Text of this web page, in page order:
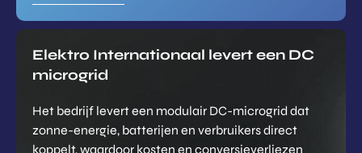
Elektro Internationaal levert een DC
microgrid
Het bedrijf levert een modulair DC-microgrid dat
zonne-energie, batterijen en verbruikers direct
koppelt, waardoor kosten en conversieverliezen